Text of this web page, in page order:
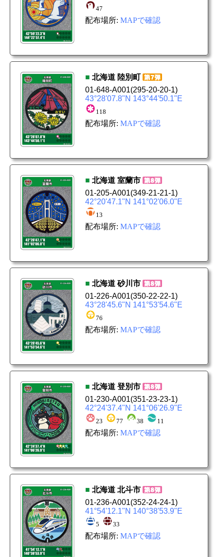
47
配布場所: MAPで確認
■ 北海道 陸別町
01-648-A001(295-20-20-1)
43°28'07.8"N 143°44'50.1"E
118
配布場所: MAPで確認
■ 北海道 室蘭市
01-205-A001(349-21-21-1)
42°20'47.1"N 141°02'06.0"E
13
配布場所: MAPで確認
■ 北海道 砂川市
01-226-A001(350-22-22-1)
43°28'45.6"N 141°53'54.6"E
76
配布場所: MAPで確認
■ 北海道 登別市
01-230-A001(351-23-23-1)
42°24'37.4"N 141°06'26.9"E
23 77 38 11
配布場所: MAPで確認
■ 北海道 北斗市
01-236-A001(352-24-24-1)
41°54'12.1"N 140°38'53.9"E
5 33
配布場所: MAPで確認